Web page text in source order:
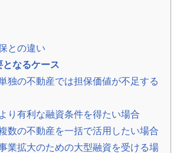
との違い
なるケース
独の不動産では担保価値が不足する
り有利な融資条件を得たい場合
数の不動産を一括で活用したい場合
業拡大のための大型融資を受ける場